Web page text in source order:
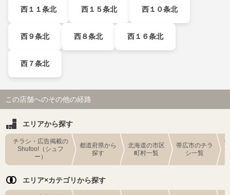
西１１条北 西１５条北 西１０条北
西９条北 西８条北 西１６条北
西７条北
この店舗へのその他の経路
エリアから探す
チラシ・広告掲載の
Shufoo!（シュフ
ー）
都道府県から
探す
北海道の市区
町村一覧
帯広市のチラ
シ一覧
エリア×カテゴリから探す